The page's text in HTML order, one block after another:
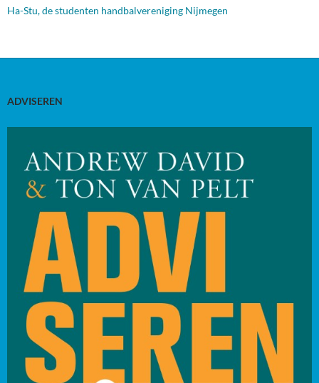
Ha-Stu, de studenten handbalvereniging Nijmegen
ADVISEREN